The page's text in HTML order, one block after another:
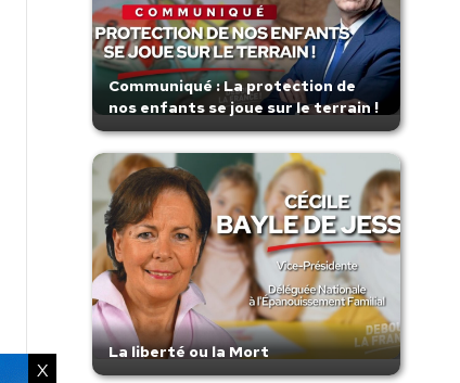
Communiqué : La protection de
nos enfants se joue sur le terrain !
La liberté ou la Mort
X